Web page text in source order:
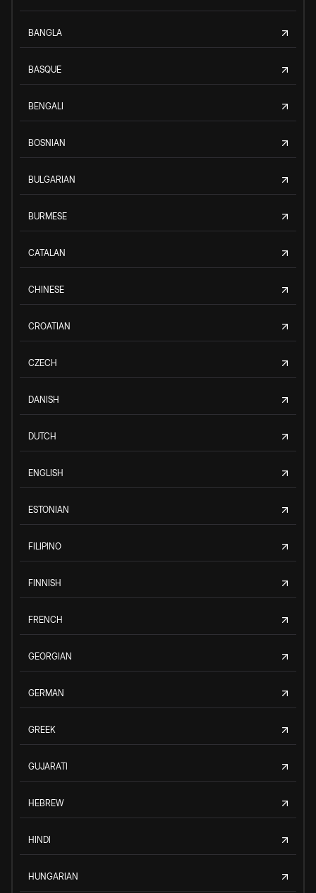
BANGLA
BASQUE
BENGALI
BOSNIAN
BULGARIAN
BURMESE
CATALAN
CHINESE
CROATIAN
CZECH
DANISH
DUTCH
ENGLISH
ESTONIAN
FILIPINO
FINNISH
FRENCH
GEORGIAN
GERMAN
GREEK
GUJARATI
HEBREW
HINDI
HUNGARIAN